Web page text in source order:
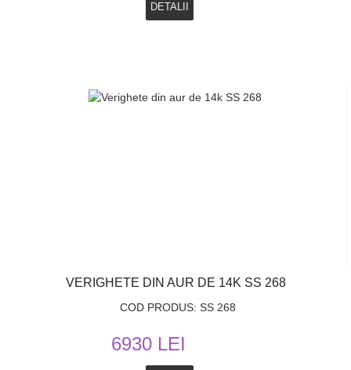
DETALII
VERIGHETE DIN AUR DE 14K SS 268
COD PRODUS: SS 268
6930 LEI